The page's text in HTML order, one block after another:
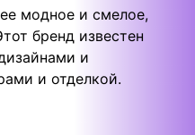
модное и смелое,
бренд известен
и
и отделкой.